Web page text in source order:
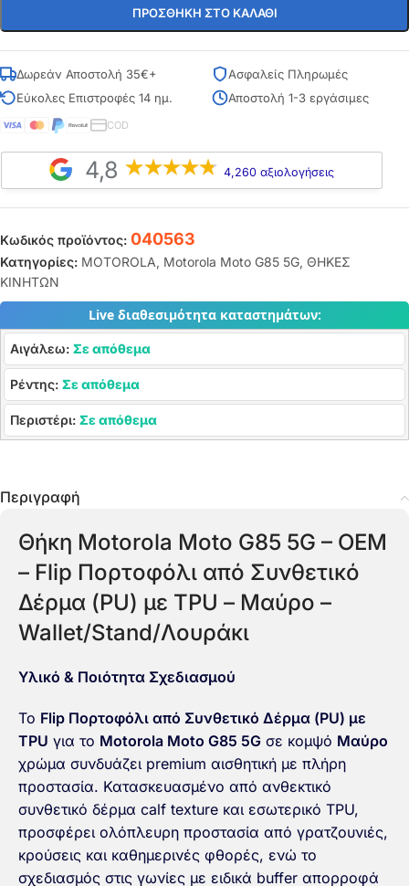
ΠΡΟΣΘΉΚΗ ΣΤΟ ΚΑΛΆΘΙ
Δωρεάν Αποστολή 35€+
Ασφαλείς Πληρωμές
Εύκολες Επιστροφές 14 ημ.
Αποστολή 1-3 εργάσιμες
COD
4,8 4,260 αξιολογήσεις
Κωδικός προϊόντος: 040563
Κατηγορίες: MOTOROLA, Motorola Moto G85 5G, ΘΗΚΕΣ
ΚΙΝΗΤΩΝ
Live διαθεσιμότητα καταστημάτων:
Αιγάλεω: Σε απόθεμα
Ρέντης: Σε απόθεμα
Περιστέρι: Σε απόθεμα
Περιγραφή
Θήκη Motorola Moto G85 5G – OEM
– Flip Πορτοφόλι από Συνθετικό
Δέρμα (PU) με TPU – Μαύρο –
Wallet/Stand/Λουράκι
Υλικό & Ποιότητα Σχεδιασμού
Το Flip Πορτοφόλι από Συνθετικό Δέρμα (PU) με
TPU για το Motorola Moto G85 5G σε κομψό Μαύρο
χρώμα συνδυάζει premium αισθητική με πλήρη
προστασία. Κατασκευασμένο από ανθεκτικό
συνθετικό δέρμα calf texture και εσωτερικό TPU,
προσφέρει ολόπλευρη προστασία από γρατζουνιές,
κρούσεις και καθημερινές φθορές, ενώ το
σχεδιασμός στις γωνίες με ειδικά buffer απορροφά